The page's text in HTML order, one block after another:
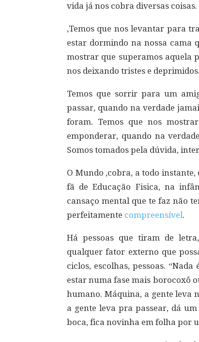
vida já nos cobra diversas
,Temos que nos levantar para
estar dormindo na nossa cama
mostrar que superamos aquela
nos deixando tristes e
Temos que sorrir para um
passar, quando na verdade
foram. Temos que nos
emponderar, quando na
Somos tomados pela dúvida,
O Mundo ,cobra, a todo
fã de Educação Fisica, na
cansaço mental que te faz não
perfeitamente compreensível.
Há pessoas que tiram de
qualquer fator externo que
ciclos, escolhas, pessoas.
estar numa fase mais borocoxô
humano. Máquina, a gente leva
a gente leva pra passear, dá
boca, fica novinha em folha por